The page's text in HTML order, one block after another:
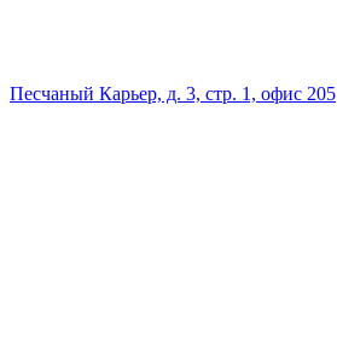
Песчаный Карьер, д. 3, стр. 1, офис 205